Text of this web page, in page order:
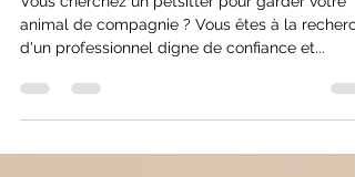
Vous cherchez un petsitter pour garder votre
d'un professionnel digne de confiance et...